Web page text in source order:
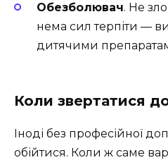
Обезболювач. Не
нема сил терпіти —
дитячими
Коли звертатися
Іноді без професійної
обійтися. Коли ж саме